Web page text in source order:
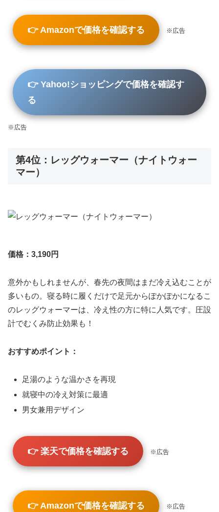
👉 Amazonで価格を確認する ※広告
👉 Yahoo!ショッピングで価格を確認す
る
※広告
第4位：レッグウォーマー（ナイトウォー
マー）
価格：3,190円
意外かもしれませんが、春先の夜間はまだ冷え込むことが
多いもの。寝る時に履くだけで足元からぽかぽかになるこ
のレッグウォーマーは、冷え性の方に特に人気です。圧設
計でむくみ防止効果も！
おすすめポイント：
足湯のような温かさを再現
就寝中の冷え対策に最適
男女兼用デザイン
👉 楽天で価格を確認する ※広告
👉 Amazonで価格を確認する ※広告